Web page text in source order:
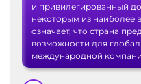
и привилегированный
некоторым из наиболее
означает, что страна
возможности для
международной